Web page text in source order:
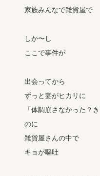
家族みんなで雑貨屋で
しか〜し
ここで事件が
出会ってから
ずっと妻がヒカリに
「体調崩さなかった？
のに
雑貨屋さんの中で
キョが嘔吐